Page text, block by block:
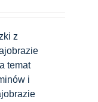
z
temat
i